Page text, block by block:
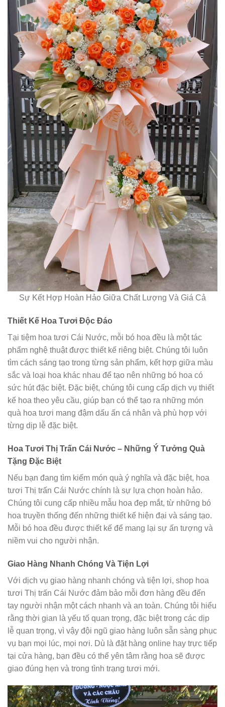
Sự Kết Hợp Hoàn Hảo Giữa Chất Lượng Và Giá Cả
Thiết Kế Hoa Tươi Độc Đáo
Tại tiệm hoa tươi Cái Nước, mỗi bó hoa đều là một tác
phẩm nghệ thuật được thiết kế riêng biệt. Chúng tôi luôn
tìm cách sáng tạo trong từng sản phẩm, kết hợp giữa màu
sắc và loại hoa khác nhau để tạo nên những bó hoa có
sức hút đặc biệt. Đặc biệt, chúng tôi cung cấp dịch vụ thiết
kế hoa theo yêu cầu, giúp bạn có thể tạo ra những món
quà hoa tươi mang đậm dấu ấn cá nhân và phù hợp với
từng dịp lễ đặc biệt.
Hoa Tươi Thị Trấn Cái Nước – Những Ý Tưởng Quà
Tặng Đặc Biệt
Nếu bạn đang tìm kiếm món quà ý nghĩa và đặc biệt, hoa
tươi Thị trấn Cái Nước chính là sự lựa chọn hoàn hảo.
Chúng tôi cung cấp nhiều mẫu hoa đẹp mắt, từ những bó
hoa truyền thống đến những thiết kế hiện đại và sáng tạo.
Mỗi bó hoa đều được thiết kế để mang lại sự ấn tượng và
niềm vui cho người nhận.
Giao Hàng Nhanh Chóng Và Tiện Lợi
Với dịch vụ giao hàng nhanh chóng và tiện lợi, shop hoa
tươi Thị trấn Cái Nước đảm bảo mỗi đơn hàng đều đến
tay người nhận một cách nhanh và an toàn. Chúng tôi hiểu
rằng thời gian là yếu tố quan trọng, đặc biệt trong các dịp
lễ quan trọng, vì vậy đội ngũ giao hàng luôn sẵn sàng phục
vụ bạn mọi lúc, mọi nơi. Dù là đặt hàng online hay trực tiếp
tại cửa hàng, bạn đều có thể yên tâm rằng hoa sẽ được
giao đúng hẹn và trong tình trạng tươi mới.